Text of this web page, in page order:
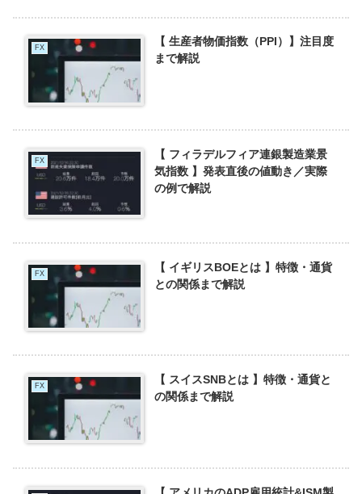
FX
【 生産者物価指数（PPI）】注目度
まで解説
FX
【 フィラデルフィア連銀製造業景
気指数 】発表直後の値動き／実際
の例で解説
FX
【 イギリスBOEとは 】特徴・通貨
との関係まで解説
FX
【 スイスSNBとは 】特徴・通貨と
の関係まで解説